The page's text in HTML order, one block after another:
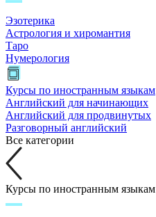
Эзотерика
Астрология и хиромантия
Таро
Нумерология
Курсы по иностранным языкам
Английский для начинающих
Английский для продвинутых
Разговорный английский
Все категории
Курсы по иностранным языкам